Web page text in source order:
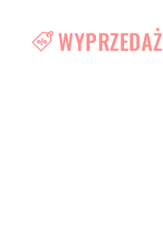
WYPRZEDAŻ